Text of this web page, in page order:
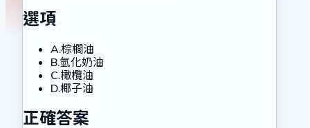
選項
A.棕櫚油
B.氫化奶油
C.橄欖油
D.椰子油
正確答案